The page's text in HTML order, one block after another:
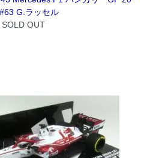
G.ラッセル
SOLD OUT